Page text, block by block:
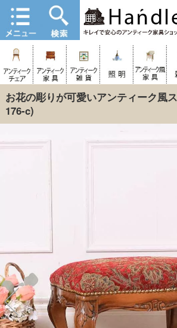
お花の彫りが可愛いアンティーク風
176-c)